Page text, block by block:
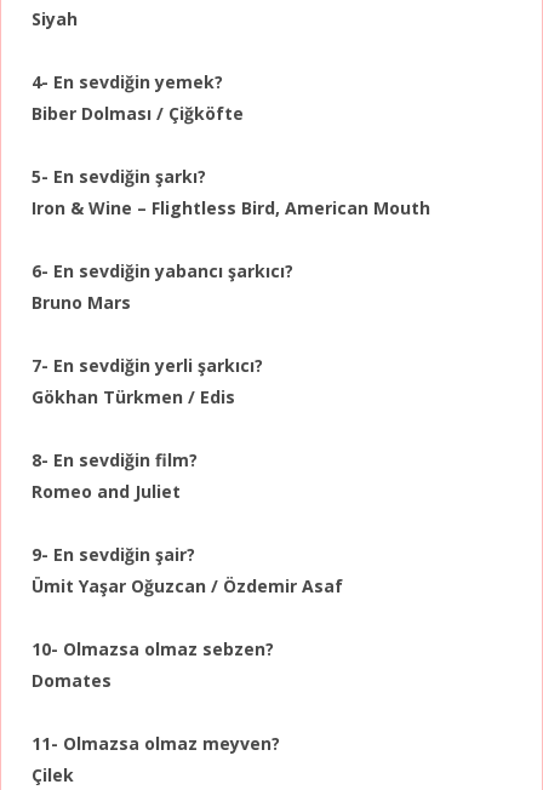
Siyah
4- En sevdiğin yemek?
Biber Dolması / Çiğköfte
5- En sevdiğin şarkı?
Iron & Wine – Flightless Bird, American Mouth
6- En sevdiğin yabancı şarkıcı?
Bruno Mars
7- En sevdiğin yerli şarkıcı?
Gökhan Türkmen / Edis
8- En sevdiğin film?
Romeo and Juliet
9- En sevdiğin şair?
Ümit Yaşar Oğuzcan / Özdemir Asaf
10- Olmazsa olmaz sebzen?
Domates
11- Olmazsa olmaz meyven?
Çilek